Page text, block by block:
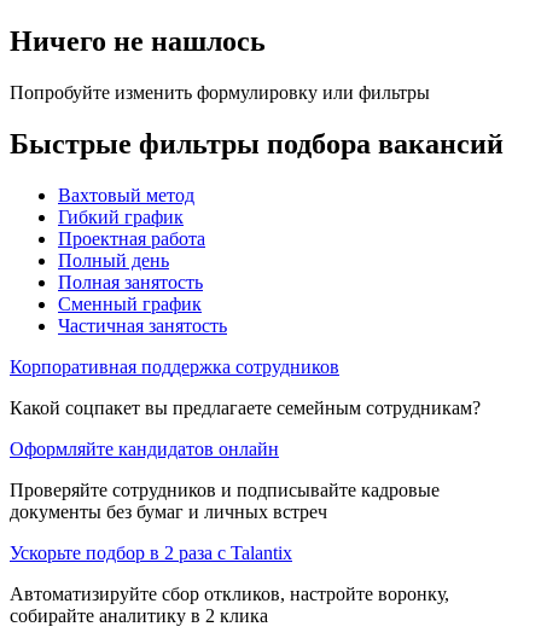
Ничего не нашлось
Попробуйте изменить формулировку или фильтры
Быстрые фильтры подбора вакансий
Вахтовый метод
Гибкий график
Проектная работа
Полный день
Полная занятость
Сменный график
Частичная занятость
Корпоративная поддержка сотрудников
Какой соцпакет вы предлагаете семейным сотрудникам?
Оформляйте кандидатов онлайн
Проверяйте сотрудников и подписывайте кадровые
документы без бумаг и личных встреч
Ускорьте подбор в 2 раза с Talantix
Автоматизируйте сбор откликов, настройте воронку,
собирайте аналитику в 2 клика